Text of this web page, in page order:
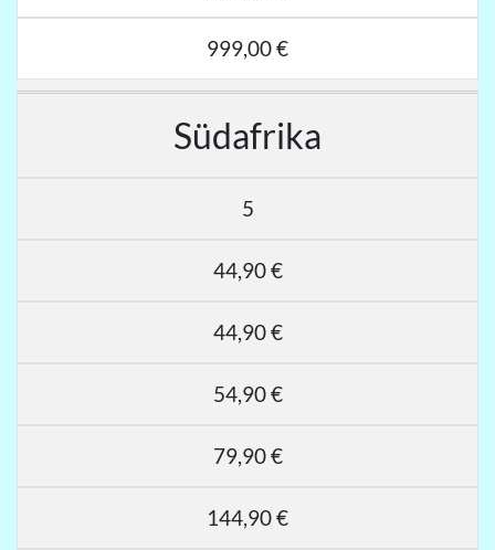
999,00 €
Südafrika
5
44,90 €
44,90 €
54,90 €
79,90 €
144,90 €